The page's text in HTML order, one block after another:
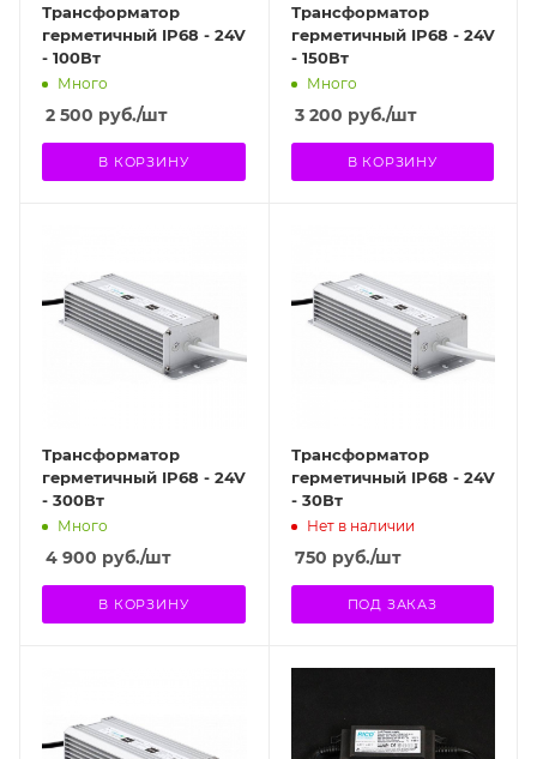
Трансформатор
герметичный IP68 - 24V
- 100Вт
Много
2 500 руб./шт
В КОРЗИНУ
Трансформатор
герметичный IP68 - 24V
- 150Вт
Много
3 200 руб./шт
В КОРЗИНУ
Трансформатор
герметичный IP68 - 24V
- 300Вт
Много
4 900 руб./шт
В КОРЗИНУ
Трансформатор
герметичный IP68 - 24V
- 30Вт
Нет в наличии
750 руб./шт
ПОД ЗАКАЗ